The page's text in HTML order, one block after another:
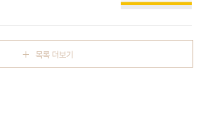
목록 더보기